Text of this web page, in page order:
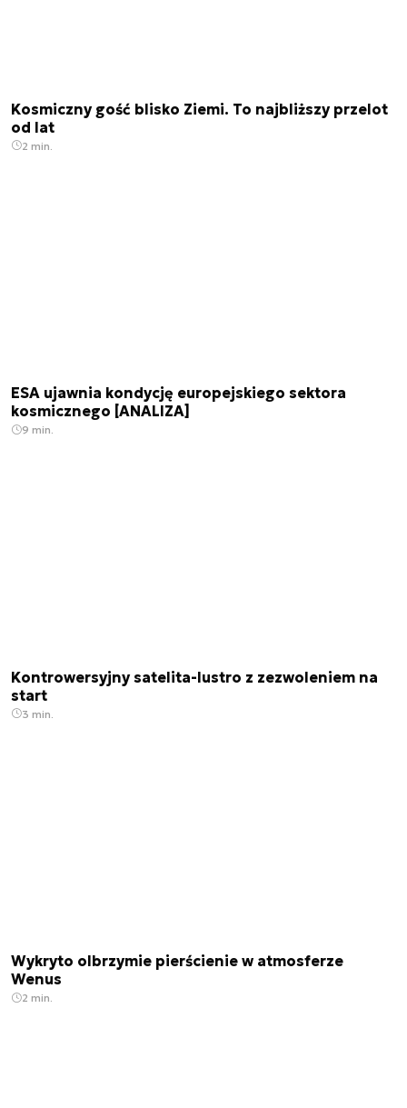
Kosmiczny gość blisko Ziemi. To najbliższy przelot
od lat
2 min.
ESA ujawnia kondycję europejskiego sektora
kosmicznego [ANALIZA]
9 min.
Kontrowersyjny satelita-lustro z zezwoleniem na
start
3 min.
Wykryto olbrzymie pierścienie w atmosferze
Wenus
2 min.